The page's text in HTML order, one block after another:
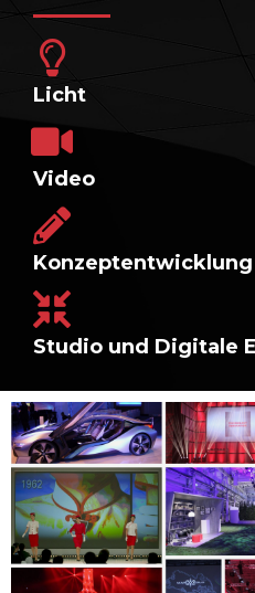
Licht
Video
Konzeptentwicklung
Studio und Digitale